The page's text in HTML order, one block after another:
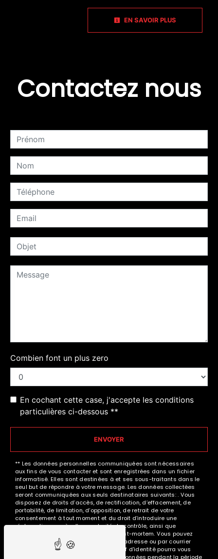
EN SAVOIR PLUS
Contactez nous
Combien font un plus zero
En cochant cette case, j'accepte les conditions
particulières ci-dessous **
ENVOYER
** Les données personnelles communiquées sont nécessaires
aux fins de vous contacter et sont enregistrées dans un fichier
informatisé. Elles sont destinées à et ses sous-traitants dans le
seul but de répondre à votre message. Les données collectées
seront communiquées aux seuls destinataires suivants: . Vous
disposez de droits d’accès, de rectification, d’effacement, de
portabilité, de limitation, d’opposition, de retrait de votre
consentement à tout moment et du droit d’introduire une
réclamation auprès d’une autorité de contrôle, ainsi que
d’organiser le sort de vos données post-mortem. Vous pouvez
exercer ces droits par voie postale à l'adresse ou par courrier
électronique à l'adresse . Un justificatif d'identité pourra vous
être demandé. Nous conservons vos données pendant la période